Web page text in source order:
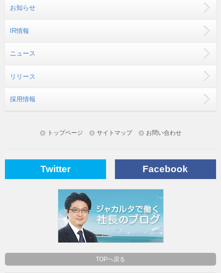
お知らせ
IR情報
ニュース
リリース
採用情報
トップページ サイトマップ お問い合わせ
Twitter Facebook
TOPへ戻る